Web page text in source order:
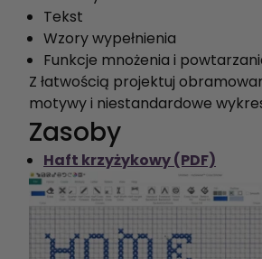
Tekst
Wzory wypełnienia
Funkcje mnożenia i
Z łatwością projektuj
motywy i niestandardowe
Zasoby
Haft krzyżykowy (PDF)